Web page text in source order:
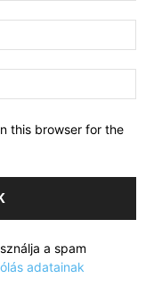
this browser for the
a spam
adatainak